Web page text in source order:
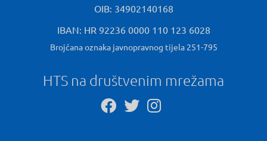
OIB: 34902140168
IBAN: HR 92236 0000 110 123 6028
Brojčana oznaka javnopravnog tijela 251-795
HTS na društvenim mrežama